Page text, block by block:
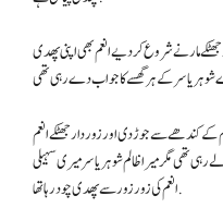
مارنے شروع کر دیے انعم بھی اپنی پھدی
کے کندھے سے جوڑ دی اور زور دار جھٹکے انعم
تھی مگر میرا ظالم شوہر یاسر میری سہیلی
انعم کی زور زور سے پھدی چود رہا تھا.